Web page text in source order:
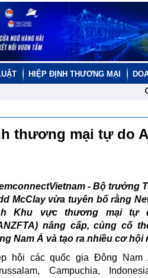
HIỆP ĐỊNH THƯƠNG MẠI
thương mại tự do
-Bộ trưởng
McClay vừa tuyên bố rằng
Khu vực thương mại tự
nâng cấp, củng cố
Nam Á và tạo ra nhiều cơ hội
hội các quốc gia Đông Nam
Campuchia,